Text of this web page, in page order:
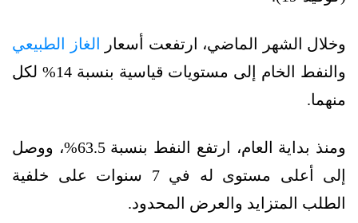
وخلال الشهر الماضي، ارتفعت أسعار
الغاز الطبيعي
والنفط الخام إلى مستويات قياسية بنسبة 14% لكل
منهما.
ومنذ بداية العام، ارتفع النفط بنسبة 63.5%، ووصل
إلى أعلى مستوى له في 7 سنوات على خلفية
الطلب المتزايد والعرض المحدود.